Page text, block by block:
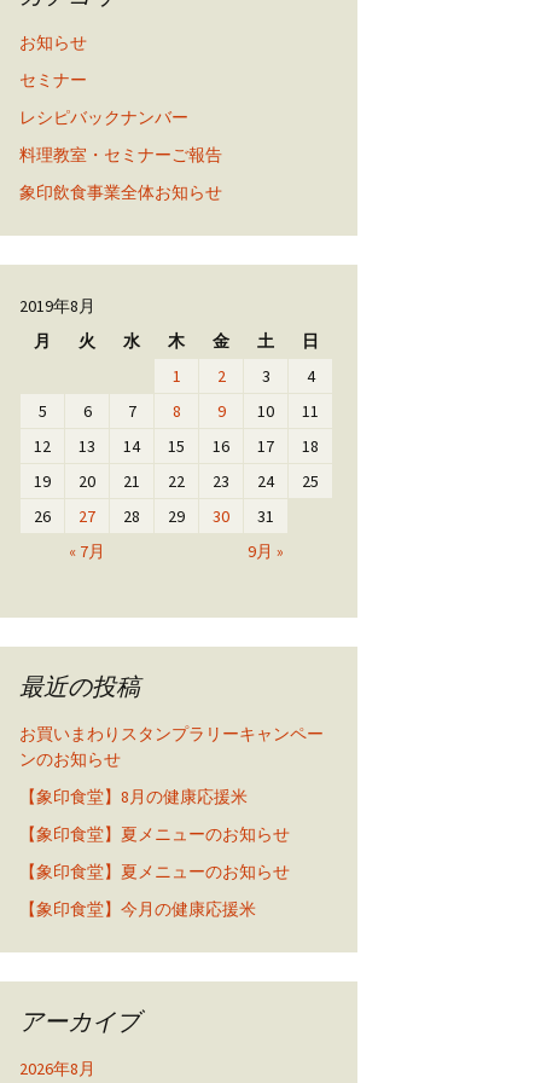
お知らせ
セミナー
レシピバックナンバー
料理教室・セミナーご報告
象印飲食事業全体お知らせ
2019年8月
月
火 水 木 金 土 日
« 7月 9月 »
1 2 3
4
5
6 7 8 9 10
11
12
13 14 15 16 17
18
19
20 21 22 23 24
25
26
27 28 29 30 31
最近の投稿
お買いまわりスタンプラリーキャンペー
ンのお知らせ
【象印食堂】8月の健康応援米
【象印食堂】夏メニューのお知らせ
【象印食堂】夏メニューのお知らせ
【象印食堂】今月の健康応援米
アーカイブ
2026年8月